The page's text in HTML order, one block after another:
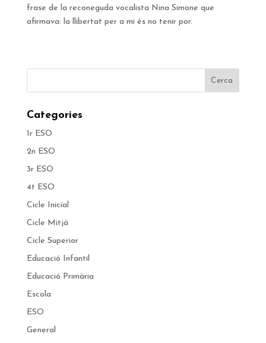
frase de la reconeguda vocalista Nina Simone que
afirmava: la llibertat per a mi és no tenir por.
Categories
1r ESO
2n ESO
3r ESO
4t ESO
Cicle Inicial
Cicle Mitjà
Cicle Superior
Educació Infantil
Educació Primària
Escola
ESO
General